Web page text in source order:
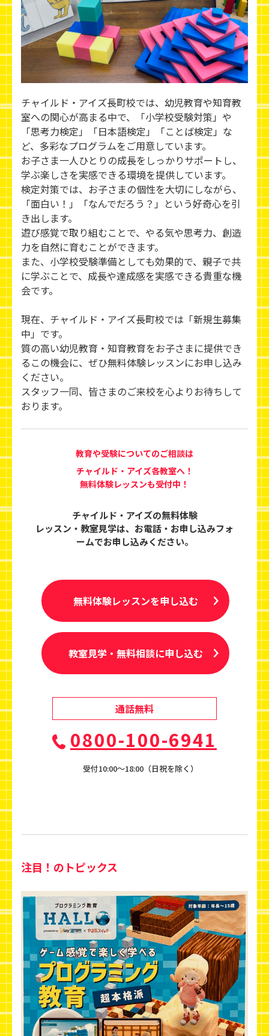
チャイルド・アイズ長町校では、幼児教育や知育教
室への関心が高まる中で、「小学校受験対策」や
「思考力検定」「日本語検定」「ことば検定」な
ど、多彩なプログラムをご用意しています。
お子さま一人ひとりの成長をしっかりサポートし、
学ぶ楽しさを実感できる環境を提供しています。
検定対策では、お子さまの個性を大切にしながら、
「面白い！」「なんでだろう？」という好奇心を引
き出します。
遊び感覚で取り組むことで、やる気や思考力、創造
力を自然に育むことができます。
また、小学校受験準備としても効果的で、親子で共
に学ぶことで、成長や達成感を実感できる貴重な機
会です。
現在、チャイルド・アイズ長町校では「新規生募集
中」です。
質の高い幼児教育・知育教育をお子さまに提供でき
るこの機会に、ぜひ無料体験レッスンにお申し込み
ください。
スタッフ一同、皆さまのご来校を心よりお待ちして
おります。
教育や受験についてのご相談は
チャイルド・アイズ各教室へ！
無料体験レッスンも受付中！
チャイルド・アイズの無料体験
レッスン・教室見学は、 お電話・お申し込みフォ
ームでお申し込みください。
無料体験レッスンを申し込む
教室見学・無料相談に申し込む
通話無料
0800-100-6941
受付10:00〜18:00（日祝を除く）
注目！のトピックス